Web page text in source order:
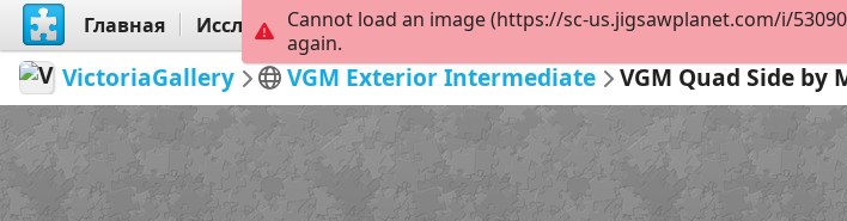
Главная Исследовать Создать
VictoriaGallery VGM Exterior Intermediate VGM Quad Side by
Cannot load an image (https://sc-us.jigsawplanet.com/i/
again.